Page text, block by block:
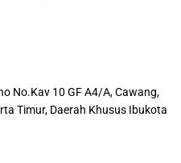
No.Kav 10 GF A4/A, Cawang,
Timur, Daerah Khusus Ibukota